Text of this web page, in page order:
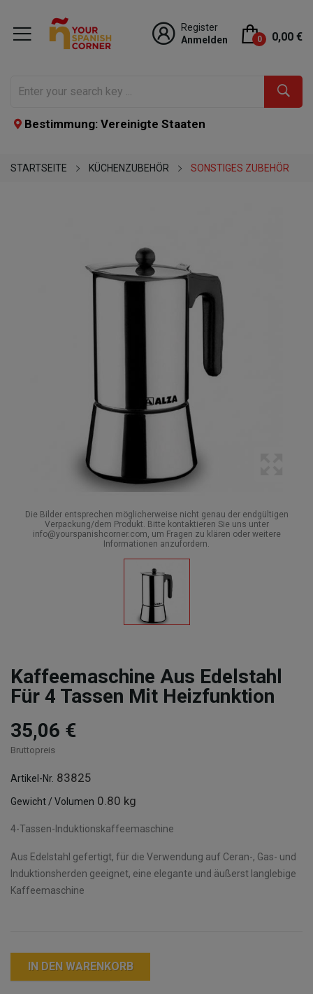
Register
Anmelden
0 0,00 €
Bestimmung: Vereinigte Staaten
STARTSEITE KÜCHENZUBEHÖR SONSTIGES ZUBEHÖR
Die Bilder entsprechen möglicherweise nicht genau der endgültigen
Verpackung/dem Produkt. Bitte kontaktieren Sie uns unter
info@yourspanishcorner.com, um Fragen zu klären oder weitere
Informationen anzufordern.
Kaffeemaschine Aus Edelstahl
Für 4 Tassen Mit Heizfunktion
35,06 €
Bruttopreis
Artikel-Nr. 83825
Gewicht / Volumen 0.80 kg
4-Tassen-Induktionskaffeemaschine
Aus Edelstahl gefertigt, für die Verwendung auf Ceran-, Gas- und
Induktionsherden geeignet, eine elegante und äußerst langlebige
Kaffeemaschine
IN DEN WARENKORB